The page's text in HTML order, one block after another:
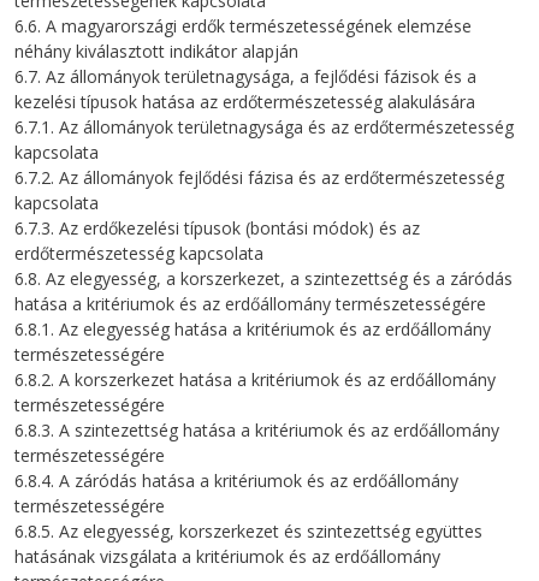
6.6. A magyarországi erdők természetességének elemzése
néhány kiválasztott indikátor alapján
6.7. Az állományok területnagysága, a fejlődési fázisok és a
kezelési típusok hatása az erdőtermészetesség alakulására
6.7.1. Az állományok területnagysága és az erdőtermészetesség
kapcsolata
6.7.2. Az állományok fejlődési fázisa és az erdőtermészetesség
kapcsolata
6.7.3. Az erdőkezelési típusok (bontási módok) és az
erdőtermészetesség kapcsolata
6.8. Az elegyesség, a korszerkezet, a szintezettség és a záródás
hatása a kritériumok és az erdőállomány természetességére
6.8.1. Az elegyesség hatása a kritériumok és az erdőállomány
természetességére
6.8.2. A korszerkezet hatása a kritériumok és az erdőállomány
természetességére
6.8.3. A szintezettség hatása a kritériumok és az erdőállomány
természetességére
6.8.4. A záródás hatása a kritériumok és az erdőállomány
természetességére
6.8.5. Az elegyesség, korszerkezet és szintezettség együttes
hatásának vizsgálata a kritériumok és az erdőállomány